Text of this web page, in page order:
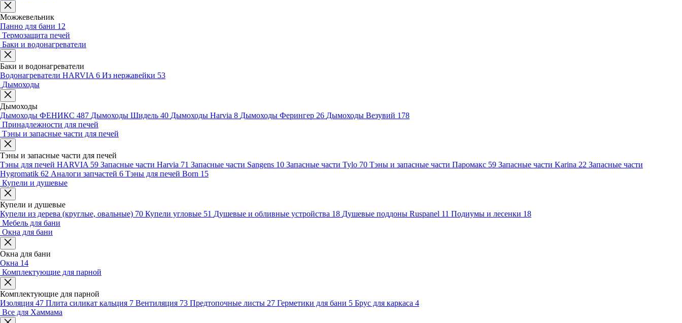
Можжевельник
Панно для бани 12
Термозащита печей
Баки и водонагреватели
Баки и водонагреватели
Водонагреватели HARVIA 6 Из нержавейки 53
Дымоходы
Дымоходы
Дымоходы ФЕНИКС 487 Дымоходы Шидель 40 Дымоходы Harvia 8 Дымоходы Ферингер 26 Дымоходы Везувий 178
Принадлежности для печей
Тэны и запасные части для печей
Тэны и запасные части для печей
Тэны для печей HARVIA 59 Запасные части Harvia 71 Запасные части Sangens 10 Запасные части Tylo 70 Тэны и запасные части Паромакс 59 Запасные части Karina 22 Запасные части
Hygromatik 62 Аналоги запчастей 6 Тэны для печей Born 15
Купели и душевые
Купели и душевые
Купели из дерева (круглые, овальные) 70 Купели угловые 51 Душевые и обливные устройства 18 Душевые поддоны Ruspanel 11 Подиумы и лесенки 18
Мебель для бани
Окна для бани
Окна для бани
Окна 14
Комплектующие для парной
Комплектующие для парной
Изоляция 47 Плита силикат кальция 7 Вентиляция 73 Предтопочные листы 27 Герметики для бани 5 Брус для каркаса 4
Все для Хаммама